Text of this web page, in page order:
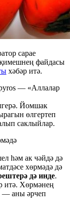
сарае
файдасы
хәбәр итә.
— «Аллалар
Йомшак
өлгертеп
саклыйлар.
һәм ак чәйдә дә
хөрмәдә дә
дә инде.
итә. Хөрмәнең
— аны әрчеп